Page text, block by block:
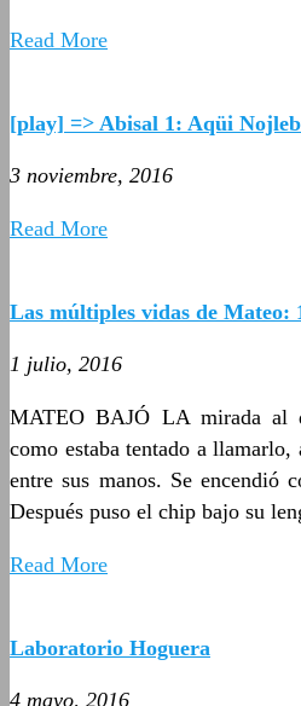
Read More
[play] => Abisal 1: Aqüi
3 noviembre, 2016
Read More
Las múltiples vidas de Mateo:
1 julio, 2016
MATEO BAJÓ LA mirada al
como estaba tentado a
entre sus manos. Se encendió
Después puso el chip bajo su
Read More
Laboratorio Hoguera
4 mayo, 2016